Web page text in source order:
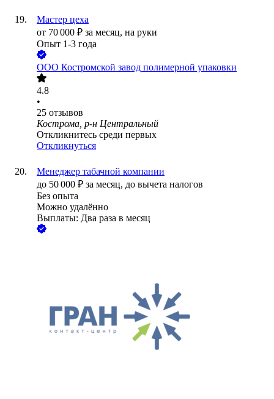
Мастер цеха
от 70 000 ₽ за месяц, на руки
Опыт 1-3 года
ООО Костромской завод полимерной упаковки
4.8
•
25 отзывов
Кострома, р-н Центральный
Откликнитесь среди первых
Откликнуться
Менеджер табачной компании
до 50 000 ₽ за месяц, до вычета налогов
Без опыта
Можно удалённо
Выплаты: Два раза в месяц